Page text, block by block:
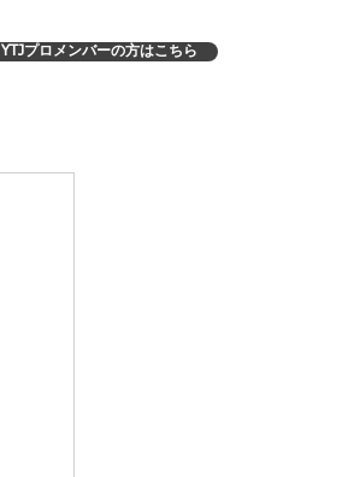
YTJプロメンバーの方はこちら